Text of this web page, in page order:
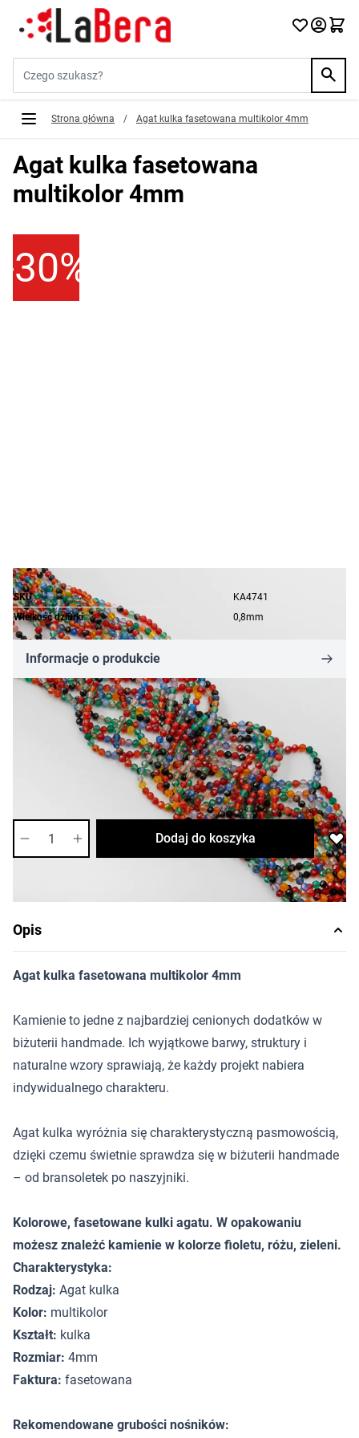
Przejdź do treści
Strona główna / Agat kulka fasetowana multikolor 4mm
Agat kulka fasetowana
multikolor 4mm
-30%
SKU
KA4741
Wielkość dziurki
0,8mm
Informacje o produkcie
27,06 zł 18,94 zł -30%
Długość sznura: ok. 37cm
Najniższa cena w przeciągu 30 dni przed promocją:27,06 zł
Dostępność:średnia
Dodaj do koszyka
Opis
Agat kulka fasetowana multikolor 4mm
Kamienie to jedne z najbardziej cenionych dodatków w
biżuterii handmade. Ich wyjątkowe barwy, struktury i
naturalne wzory sprawiają, że każdy projekt nabiera
indywidualnego charakteru.
Agat kulka wyróżnia się charakterystyczną pasmowością,
dzięki czemu świetnie sprawdza się w biżuterii handmade
– od bransoletek po naszyjniki.
Kolorowe, fasetowane kulki agatu. W opakowaniu
możesz znależć kamienie w kolorze fioletu, różu, zieleni.
Charakterystyka:
Rodzaj: Agat kulka
Kolor: multikolor
Kształt: kulka
Rozmiar: 4mm
Faktura: fasetowana
Rekomendowane grubości nośników: